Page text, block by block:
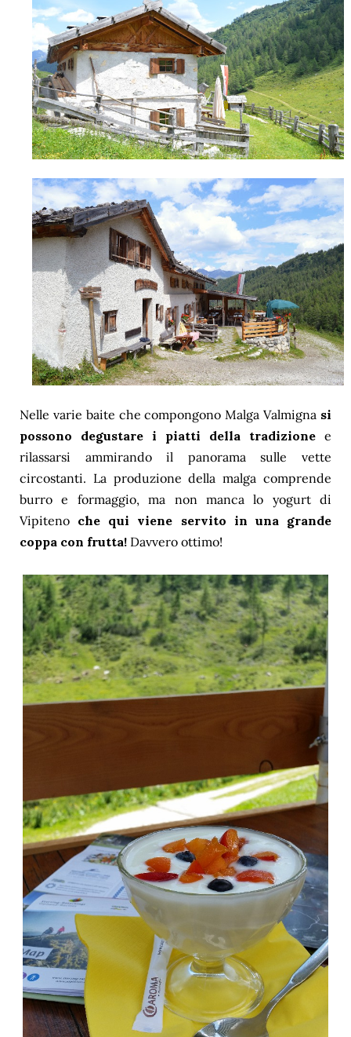
Nelle varie baite che compongono Malga Valmigna si
possono degustare i piatti della tradizione e
rilassarsi ammirando il panorama sulle vette
circostanti. La produzione della malga comprende
burro e formaggio, ma non manca lo yogurt di
Vipiteno che qui viene servito in una grande
coppa con frutta! Davvero ottimo!